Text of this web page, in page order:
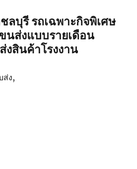
ลบุรี รถเฉพาะกิจพิเศษ
นส่งแบบรายเดือน
งสินค้าโรงงาน
ส่ง,